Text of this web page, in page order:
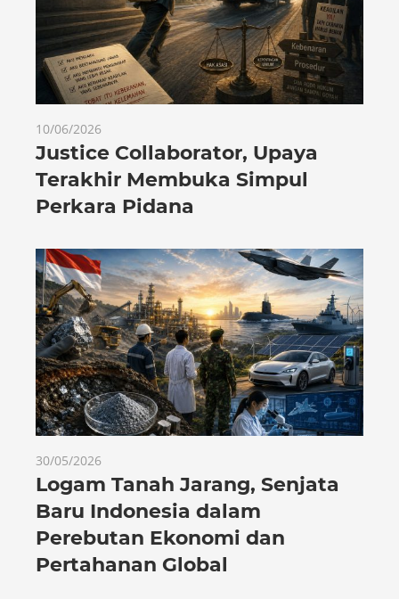
10/06/2026
Justice Collaborator, Upaya
Terakhir Membuka Simpul
Perkara Pidana
30/05/2026
Logam Tanah Jarang, Senjata
Baru Indonesia dalam
Perebutan Ekonomi dan
Pertahanan Global